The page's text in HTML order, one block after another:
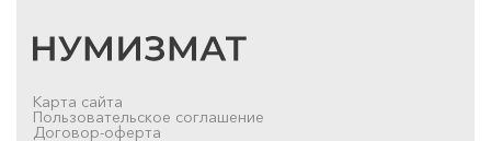
Карта сайта
Пользовательское соглашение
Договор-оферта